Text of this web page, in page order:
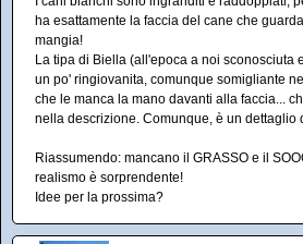
ha esattamente la faccia del cane che
mangia!
La tipa di Biella (all'epoca a noi sconosciuta
un po' ringiovanita, comunque somigliante
che le manca la mano davanti alla faccia...
nella descrizione. Comunque, è un dettaglio
Riassumendo: mancano il GRASSO e il
realismo è sorprendente!
Idee per la prossima?